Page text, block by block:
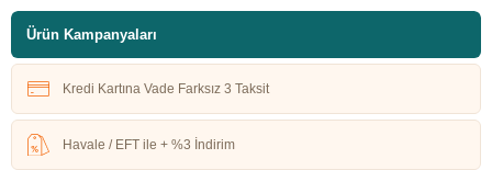
Ürün Kampanyaları
Kredi Kartına Vade Farksız 3 Taksit
Havale / EFT ile + %3 İndirim